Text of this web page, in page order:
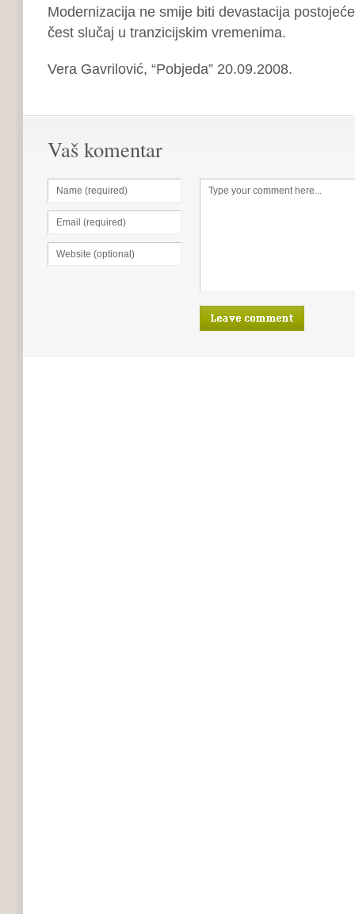
Modernizacija ne smije biti devastacija
čest slučaj u tranzicijskim vremenima.
Vera Gavrilović, “Pobjeda” 20.09.2008.
Vaš komentar